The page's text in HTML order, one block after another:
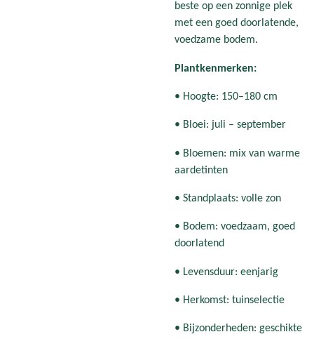
beste op een zonnige plek
met een goed doorlatende,
voedzame bodem.
Plantkenmerken:
• Hoogte: 150–180 cm
• Bloei: juli – september
• Bloemen: mix van warme
aardetinten
• Standplaats: volle zon
• Bodem: voedzaam, goed
doorlatend
• Levensduur: eenjarig
• Herkomst: tuinselectie
• Bijzonderheden: geschikte